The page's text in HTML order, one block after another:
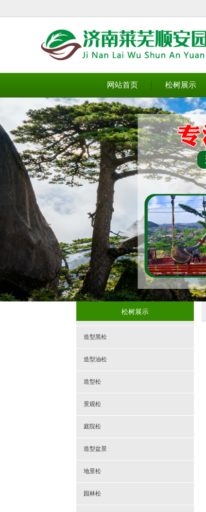
网站首页 松树展示
松树展示
造型黑松
造型油松
造型松
景观松
庭院松
造型盆景
地景松
园林松